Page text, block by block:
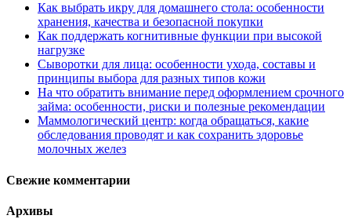
Как выбрать икру для домашнего стола: особенности
хранения, качества и безопасной покупки
Как поддержать когнитивные функции при высокой
нагрузке
Сыворотки для лица: особенности ухода, составы и
принципы выбора для разных типов кожи
На что обратить внимание перед оформлением срочного
займа: особенности, риски и полезные рекомендации
Маммологический центр: когда обращаться, какие
обследования проводят и как сохранить здоровье
молочных желез
Свежие комментарии
Архивы